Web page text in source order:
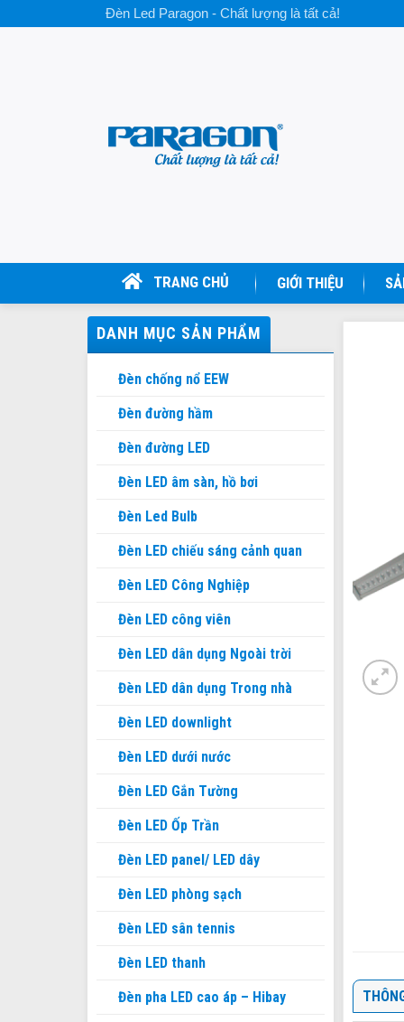
Đèn Led Paragon - Chất lượng là tất cả!
TRANG CHỦ GIỚI THIỆU
DANH MỤC SẢN PHẨM
Đèn chống nổ EEW
Đèn đường hầm
Đèn đường LED
Đèn LED âm sàn, hồ bơi
Đèn Led Bulb
Đèn LED chiếu sáng cảnh quan
Đèn LED Công Nghiệp
Đèn LED công viên
Đèn LED dân dụng Ngoài trời
Đèn LED dân dụng Trong nhà
Đèn LED downlight
Đèn LED dưới nước
Đèn LED Gắn Tường
Đèn LED Ốp Trần
Đèn LED panel/ LED dây
Đèn LED phòng sạch
Đèn LED sân tennis
Đèn LED thanh
Đèn pha LED cao áp – Hibay